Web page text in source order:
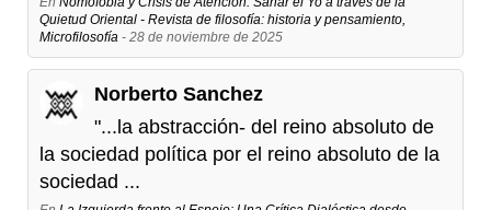
Quietud Oriental - Revista de filosofía: historia y pensamiento,
Microfilosofía - 28 de noviembre de 2025
Norberto Sanchez
"...la abstracción- del reino absoluto de
la sociedad política por el reino absoluto de la
sociedad ...